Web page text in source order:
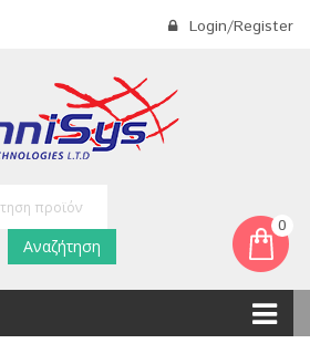
Login/Register
0
Αναζήτηση